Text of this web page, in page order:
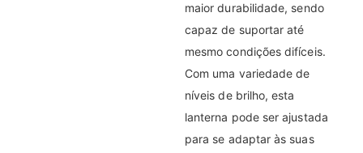
maior durabilidade, sendo
capaz de suportar até
mesmo condições difíceis.
Com uma variedade de
níveis de brilho, esta
lanterna pode ser ajustada
para se adaptar às suas